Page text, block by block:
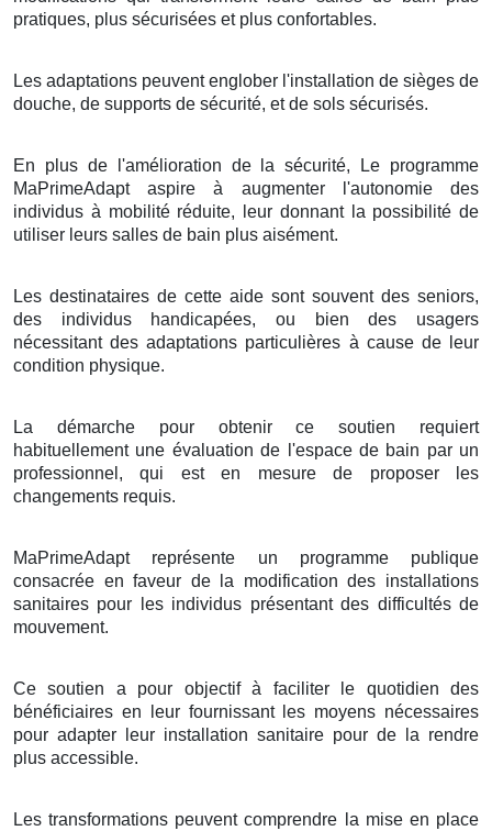
pratiques, plus sécurisées et plus confortables.
Les adaptations peuvent englober l'installation de sièges de
douche, de supports de sécurité, et de sols sécurisés.
En plus de l'amélioration de la sécurité, Le programme
MaPrimeAdapt aspire à augmenter l'autonomie des
individus à mobilité réduite, leur donnant la possibilité de
utiliser leurs salles de bain plus aisément.
Les destinataires de cette aide sont souvent des seniors,
des individus handicapées, ou bien des usagers
nécessitant des adaptations particulières à cause de leur
condition physique.
La démarche pour obtenir ce soutien requiert
habituellement une évaluation de l'espace de bain par un
professionnel, qui est en mesure de proposer les
changements requis.
MaPrimeAdapt représente un programme publique
consacrée en faveur de la modification des installations
sanitaires pour les individus présentant des difficultés de
mouvement.
Ce soutien a pour objectif à faciliter le quotidien des
bénéficiaires en leur fournissant les moyens nécessaires
pour adapter leur installation sanitaire pour de la rendre
plus accessible.
Les transformations peuvent comprendre la mise en place